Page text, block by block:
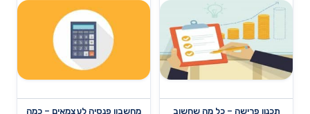
תכנון פרישה – כל מה שחשוב מחשבון פנסיה לעצמאים – כמה